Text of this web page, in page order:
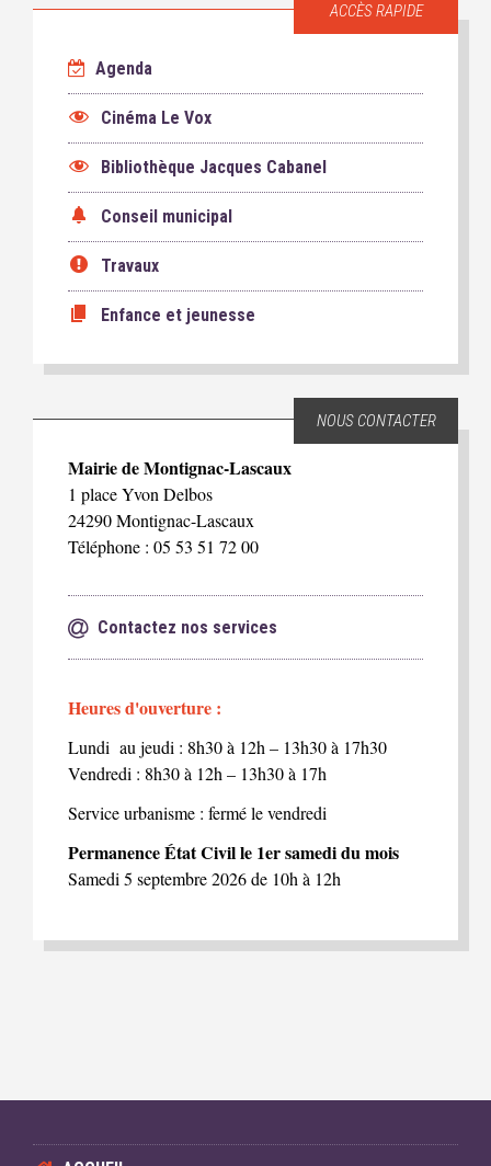
ACCÈS RAPIDE
Agenda
Cinéma Le Vox
Bibliothèque Jacques Cabanel
Conseil municipal
Travaux
Enfance et jeunesse
NOUS CONTACTER
Mairie de Montignac-Lascaux
1 place Yvon Delbos
24290 Montignac-Lascaux
Téléphone : 05 53 51 72 00
Contactez nos services
Heures d'ouverture :
Lundi au jeudi : 8h30 à 12h – 13h30 à 17h30
Vendredi : 8h30 à 12h – 13h30 à 17h
Service urbanisme : fermé le vendredi
Permanence État Civil le 1er samedi du mois
Samedi 5 septembre 2026 de 10h à 12h